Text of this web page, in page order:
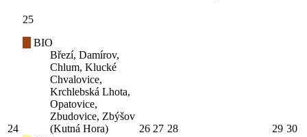
24
25
BIO
Březí, Damírov,
Chlum, Klucké
Chvalovice,
Krchlebská Lhota,
Opatovice,
Zbudovice, Zbýšov
(Kutná Hora)
26 27 28 29 30